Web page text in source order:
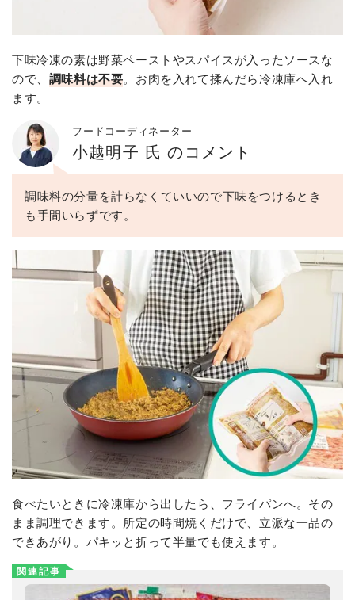
下味冷凍の素は野菜ペーストやスパイスが入ったソースな
ので、 調味料は不要。お肉を入れて揉んだら冷凍庫へ入れ
ます。
フードコーディネーター
小越明子 氏 のコメント
調味料の分量を計らなくていいので下味をつけるとき
も手間いらずです。
食べたいときに冷凍庫から出したら、フライパンへ。その
まま調理できます。所定の時間焼くだけで、立派な一品の
できあがり。パキッと折って半量でも使えます。
関連記事